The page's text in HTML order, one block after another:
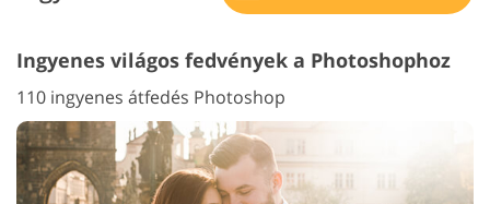
Ingyenes világos fedvények a Photoshophoz
110 ingyenes átfedés Photoshop